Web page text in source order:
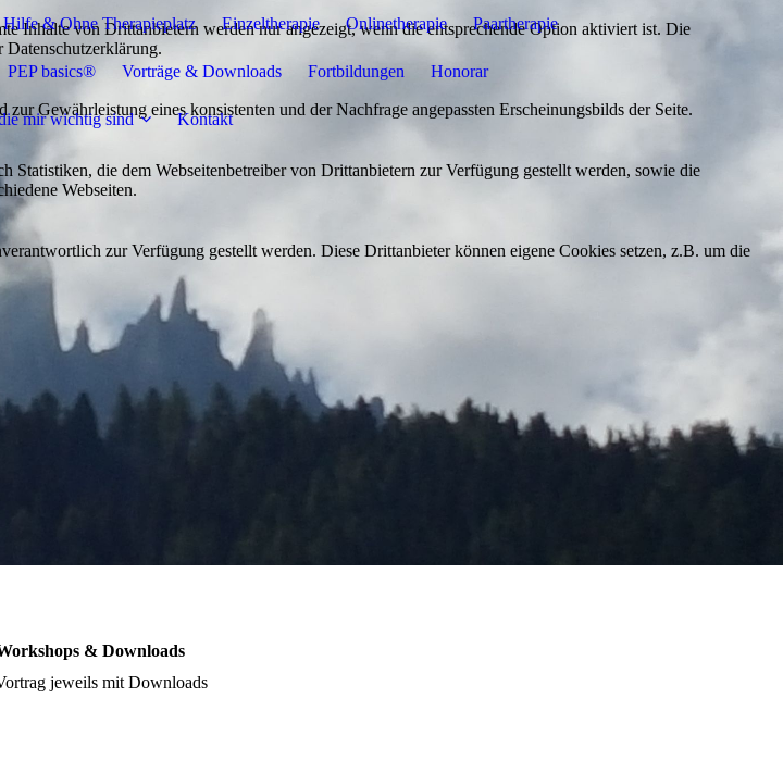
& Ohne Therapieplatz Einzeltherapie Onlinetherapie Paartherapie
PEP basics® Vorträge & Downloads Fortbildungen Honorar
mir wichtig sind Kontakt
& Downloads
jeweils mit Downloads
Inhalte von Drittanbietern werden nur angezeigt, wenn die entsprechende Option aktiviert ist. Die
Gewährleistung eines konsistenten und der Nachfrage angepassten Erscheinungsbilds der Seite.
die dem Webseitenbetreiber von Drittanbietern zur Verfügung gestellt werden, sowie die
Webseiten.
zur Verfügung gestellt werden. Diese Drittanbieter können eigene Cookies setzen, z.B. um die